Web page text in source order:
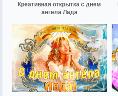
Креативная открытка с днем
ангела Лада